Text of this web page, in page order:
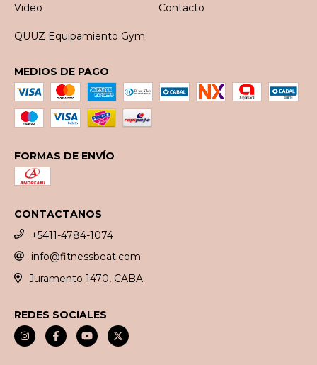
Video Contacto
QUUZ Equipamiento Gym
MEDIOS DE PAGO
FORMAS DE ENVÍO
CONTACTANOS
+5411-4784-1074
info@fitnessbeat.com
Juramento 1470, CABA
REDES SOCIALES